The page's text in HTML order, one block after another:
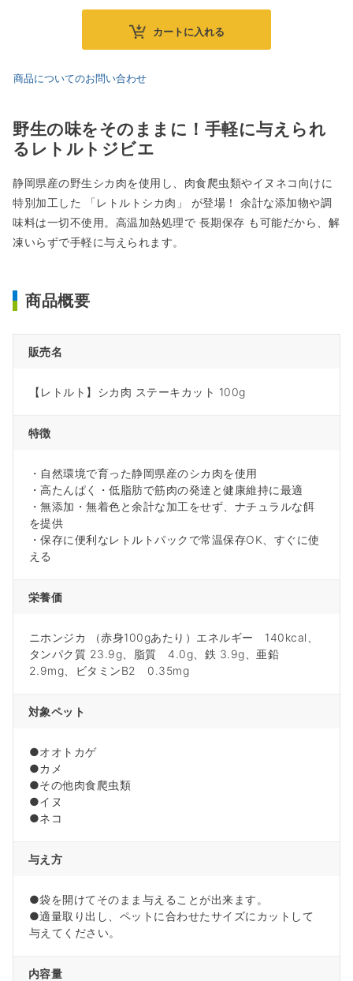
カートに入れる
商品についてのお問い合わせ
野生の味をそのままに！手軽に与えられ
るレトルトジビエ
静岡県産の野生シカ肉を使用し、肉食爬虫類やイヌネコ向けに
特別加工した 「レトルトシカ肉」 が登場！ 余計な添加物や調
味料は一切不使用。高温加熱処理で 長期保存 も可能だから、解
凍いらずで手軽に与えられます。
商品概要
販売名
【レトルト】シカ肉 ステーキカット 100g
特徴
・自然環境で育った静岡県産のシカ肉を使用
・高たんぱく・低脂肪で筋肉の発達と健康維持に最適
・無添加・無着色と余計な加工をせず、ナチュラルな餌
を提供
・保存に便利なレトルトパックで常温保存OK、すぐに使
える
栄養価
ニホンジカ （赤身100gあたり）エネルギー 140kcal、
タンパク質 23.9g、脂質 4.0g、鉄 3.9g、亜鉛
2.9mg、ビタミンB2 0.35mg
対象ペット
●オオトカゲ
●カメ
●その他肉食爬虫類
●イヌ
●ネコ
与え方
●袋を開けてそのまま与えることが出来ます。
●適量取り出し、ペットに合わせたサイズにカットして
与えてください。
内容量